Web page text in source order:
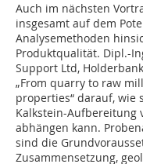
Auch im nächsten
insgesamt auf dem
Analysemethoden
Produktqualität. Dipl.-
Support Ltd,
„From quarry to raw
properties“ darauf, wie
Kalkstein-Aufbereitung
abhängen kann.
sind die
Zusammensetzung,